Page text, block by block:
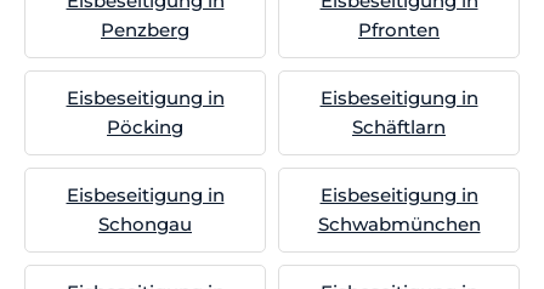
Penzberg
Pfronten
Eisbeseitigung in
Pöcking
Eisbeseitigung in
Schäftlarn
Eisbeseitigung in
Schongau
Eisbeseitigung in
Schwabmünchen